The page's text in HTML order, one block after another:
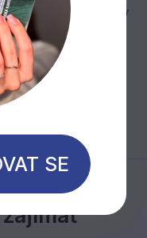
úpravy
stačí
povrch –
cca 26 m2
SE